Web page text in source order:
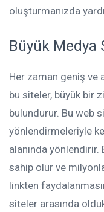
oluşturmanızda
Büyük Medya
Her zaman geniş ve
bu siteler, büyük bir
bulundurur. Bu web
yönlendirmeleriyle
alanında
sahip olur ve
linkten
siteler arasında